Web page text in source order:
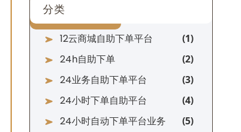
分类
12云商城自助下单平台
24h自助下单
24业务自助下单平台
24小时下单自助平台
24小时自动下单平台业务